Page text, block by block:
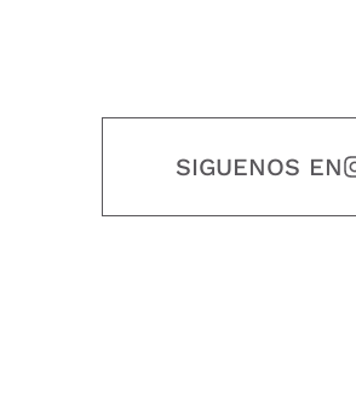
SIGUENOS EN